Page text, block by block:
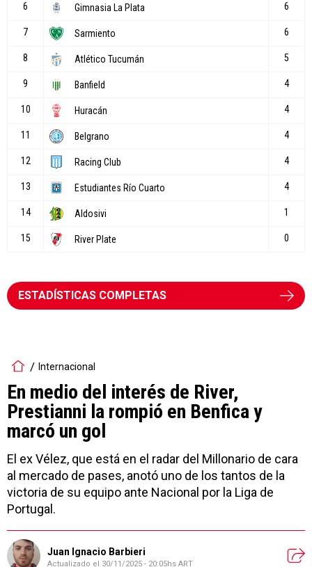
ESTADÍSTICAS COMPLETAS
Internacional
En medio del interés de River,
Prestianni la rompió en Benfica y
marcó un gol
El ex Vélez, que está en el radar del Millonario de cara
al mercado de pases, anotó uno de los tantos de la
victoria de su equipo ante Nacional por la Liga de
Portugal.
Juan Ignacio Barbieri
Actualizado el 30/11/2025 - 20:05hs ART